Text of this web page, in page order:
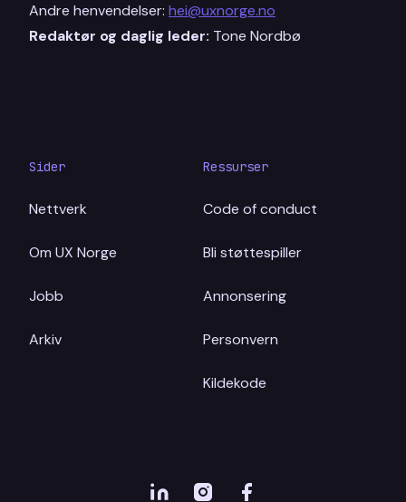
Andre henvendelser: hei@uxnorge.no
Redaktør og daglig leder: Tone Nordbø
Sider
Nettverk
Om UX Norge
Jobb
Arkiv
Ressurser
Code of conduct
Bli støttespiller
Annonsering
Personvern
Kildekode